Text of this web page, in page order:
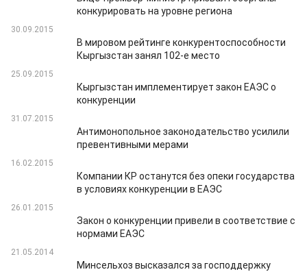
конкурировать на уровне региона
30.09.2015
В мировом рейтинге конкурентоспособности
Кыргызстан занял 102-е место
25.09.2015
Кыргызстан имплементирует закон ЕАЭС о
конкуренции
31.07.2015
Антимонопольное законодательство усилили
превентивными мерами
16.02.2015
Компании КР останутся без опеки государства
в условиях конкуренции в ЕАЭС
26.01.2015
Закон о конкуренции привели в соответствие с
нормами ЕАЭС
21.05.2014
Минсельхоз высказался за господдержку